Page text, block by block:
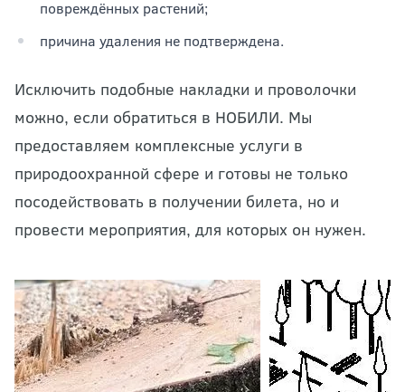
повреждённых растений;
причина удаления не подтверждена.
Исключить подобные накладки и проволочки
можно, если обратиться в НОБИЛИ. Мы
предоставляем комплексные услуги в
природоохранной сфере и готовы не только
посодействовать в получении билета, но и
провести мероприятия, для которых он нужен.